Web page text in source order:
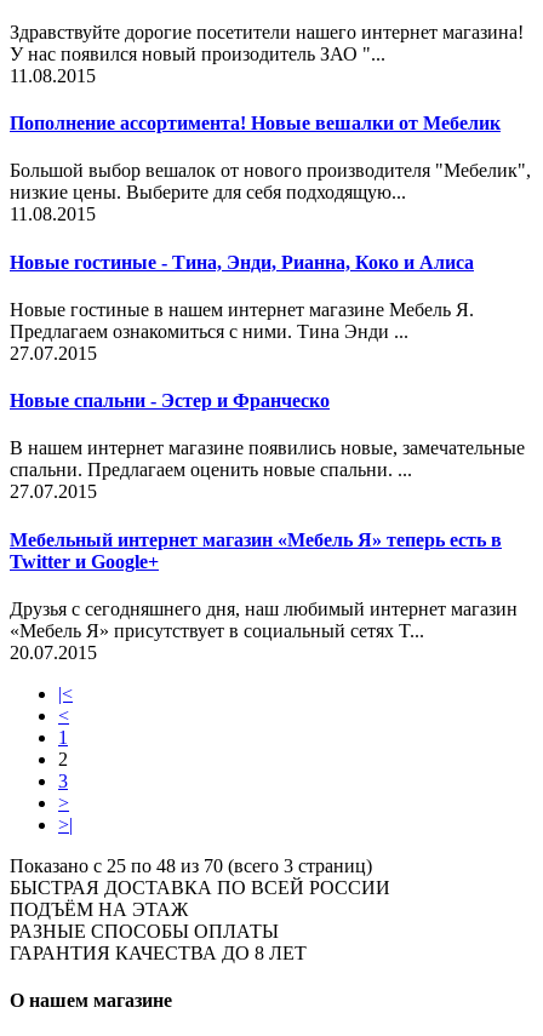
Здравствуйте дорогие посетители нашего интернет магазина!
У нас появился новый произодитель ЗАО "...
11.08.2015
Пополнение ассортимента! Новые вешалки от Мебелик
Большой выбор вешалок от нового производителя "Мебелик",
низкие цены. Выберите для себя подходящую...
11.08.2015
Новые гостиные - Тина, Энди, Рианна, Коко и Алиса
Новые гостиные в нашем интернет магазине Мебель Я.
Предлагаем ознакомиться с ними. Тина Энди ...
27.07.2015
Новые спальни - Эстер и Франческо
В нашем интернет магазине появились новые, замечательные
спальни. Предлагаем оценить новые спальни. ...
27.07.2015
Мебельный интернет магазин «Мебель Я» теперь есть в
Twitter и Google+
Друзья с сегодняшнего дня, наш любимый интернет магазин
«Мебель Я» присутствует в социальный сетях T...
20.07.2015
|<
<
1
2
3
>
>|
Показано с 25 по 48 из 70 (всего 3 страниц)
БЫСТРАЯ ДОСТАВКА ПО ВСЕЙ РОССИИ
ПОДЪЁМ НА ЭТАЖ
РАЗНЫЕ СПОСОБЫ ОПЛАТЫ
ГАРАНТИЯ КАЧЕСТВА ДО 8 ЛЕТ
О нашем магазине